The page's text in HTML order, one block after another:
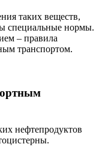
таких веществ,
специальные нормы.
– правила
транспортом.
нефтепродуктов